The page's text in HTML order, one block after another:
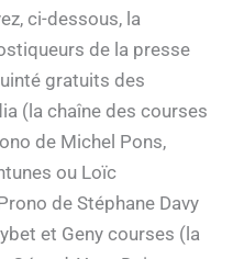
ci-dessous, la
de la presse
gratuits des
(la chaîne des courses
de Michel Pons,
ou Loïc
de Stéphane Davy
et Geny courses (la